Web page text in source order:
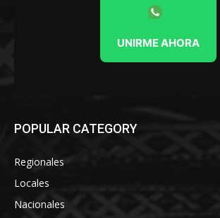
UNIRME AHORA
POPULAR CATEGORY
Regionales
Locales
Nacionales